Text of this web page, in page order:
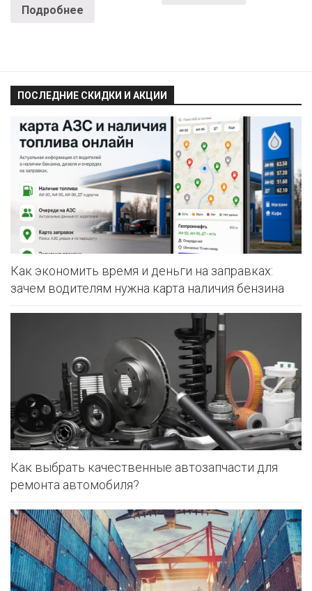
Подробнее
ПОСЛЕДНИЕ СКИДКИ И АКЦИИ
Как экономить время и деньги на заправках:
зачем водителям нужна карта наличия бензина
Как выбрать качественные автозапчасти для
ремонта автомобиля?